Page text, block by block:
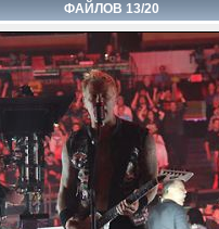
ФАЙЛОВ 13/20